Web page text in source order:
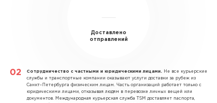
Доставлено
отправлений
Сотрудничество с частными и юридическими лицами.
Не все курьерские
службы и транспортные компании оказывают услуги доставки за рубеж из
Санкт–Петербурга физическим лицам. Часть организаций работает только с
юридическими лицами, отказывая людям в перевозке личных вещей или
документов. Международная курьерская служба TSM доставляет паспорта,